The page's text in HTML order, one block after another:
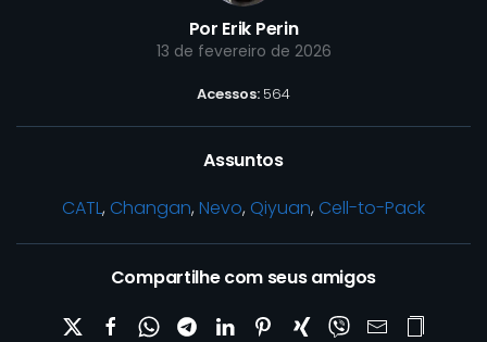
Por Erik Perin
13 de fevereiro de 2026
Acessos: 564
Assuntos
CATL, Changan, Nevo, Qiyuan, Cell-to-Pack
Compartilhe com seus amigos